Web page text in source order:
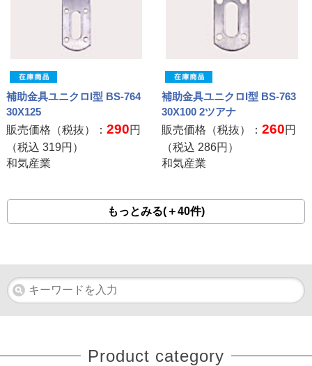
補助金具ユニクロI型 BS-764
30X125
販売価格（税抜）： 290円
（税込 319円）
和気産業
補助金具ユニクロI型 BS-763
30X100 2ツアナ
販売価格（税抜）：260円
（税込286円）
和気産業
もっとみる(＋40件)
Product category